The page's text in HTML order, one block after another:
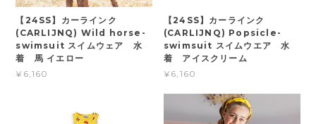
【24SS】カーラインク
(CARLIJNQ) Wild horse-
swimsuit スイムウェア 水
着 馬 イエロー
¥6,160
【24SS】カーラインク
(CARLIJNQ) Popsicle-
swimsuit スイムウエア 水
着 アイスクリーム
¥6,160